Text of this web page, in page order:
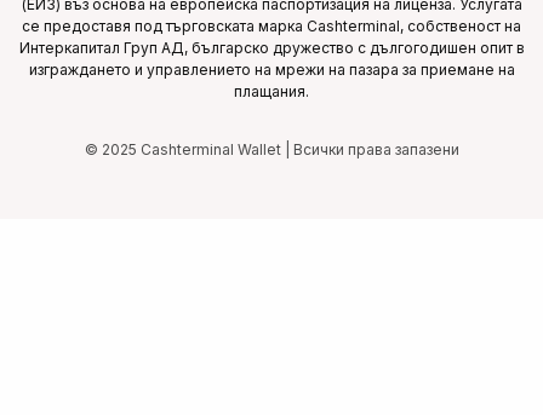
(ЕИЗ) въз основа на европейска паспортизация на лиценза. Услугата
се предоставя под търговската марка Cashterminal, собственост на
Интеркапитал Груп АД, българско дружество с дългогодишен опит в
изграждането и управлението на мрежи на пазара за приемане на
плащания.
© 2025 Cashterminal Wallet | Всички права запазени